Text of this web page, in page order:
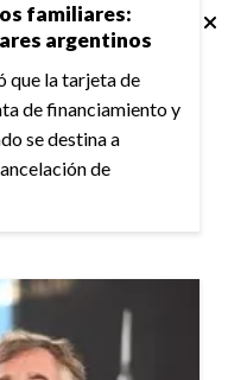
familiares:
argentinos
que la tarjeta de
de financiamiento y
se destina a
de